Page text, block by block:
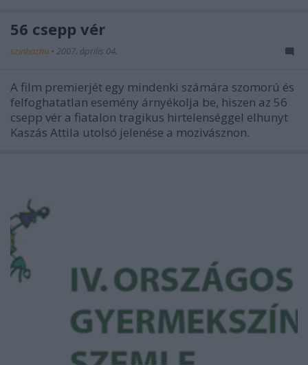
56 csepp vér
szinhazhu • 2007. április 04.
A film premierjét egy mindenki számára szomorú és
felfoghatatlan esemény árnyékolja be, hiszen az 56
csepp vér a fiatalon tragikus hirtelenséggel elhunyt
Kaszás Attila utolsó jelenése a mozivásznon.